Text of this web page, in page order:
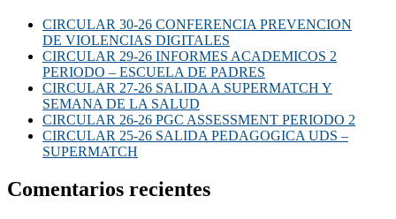
CIRCULAR 30-26 CONFERENCIA PREVENCION
DE VIOLENCIAS DIGITALES
CIRCULAR 29-26 INFORMES ACADEMICOS 2
PERIODO – ESCUELA DE PADRES
CIRCULAR 27-26 SALIDA A SUPERMATCH Y
SEMANA DE LA SALUD
CIRCULAR 26-26 PGC ASSESSMENT PERIODO 2
CIRCULAR 25-26 SALIDA PEDAGOGICA UDS –
SUPERMATCH
Comentarios recientes